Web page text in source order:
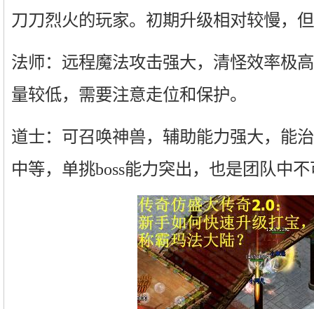
刀刀烈火的玩家。初期升级相对较慢，
法师：远程魔法攻击强大，清怪效率极
量较低，需要注意走位和保护。
道士：可召唤神兽，辅助能力强大，能
中等，单挑boss能力突出，也是团队中